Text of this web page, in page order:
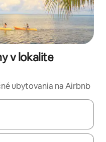
v lokalite
ubytovania na Airbnb
môžete si ich prechádzať